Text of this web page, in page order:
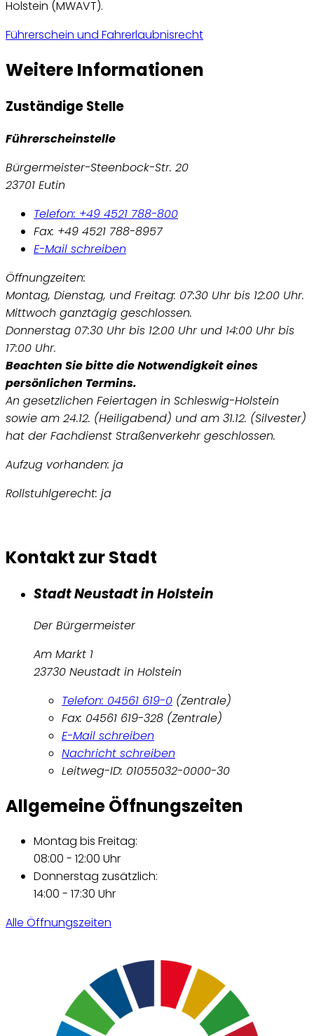
Holstein (MWAVT).
Führerschein und Fahrerlaubnisrecht
Weitere Informationen
Zuständige Stelle
Führerscheinstelle
Bürgermeister-Steenbock-Str. 20
23701 Eutin
Telefon: +49 4521 788-800
Fax: +49 4521 788-8957
E-Mail schreiben
Öffnungzeiten:
Montag, Dienstag, und Freitag: 07:30 Uhr bis 12:00 Uhr.
Mittwoch ganztägig geschlossen.
Donnerstag 07:30 Uhr bis 12:00 Uhr und 14:00 Uhr bis
17:00 Uhr.
Beachten Sie bitte die Notwendigkeit eines
persönlichen Termins.
An gesetzlichen Feiertagen in Schleswig-Holstein
sowie am 24.12. (Heiligabend) und am 31.12. (Silvester)
hat der Fachdienst Straßenverkehr geschlossen.
Aufzug vorhanden: ja
Rollstuhlgerecht: ja
Kontakt zur Stadt
Stadt Neustadt in Holstein
Der Bürgermeister
Am Markt 1
23730 Neustadt in Holstein
Telefon: 04561 619-0 (Zentrale)
Fax: 04561 619-328 (Zentrale)
E-Mail schreiben
Nachricht schreiben
Leitweg-ID: 01055032-0000-30
Allgemeine Öffnungszeiten
Montag bis Freitag:
08:00 - 12:00 Uhr
Donnerstag zusätzlich:
14:00 - 17:30 Uhr
Alle Öffnungszeiten